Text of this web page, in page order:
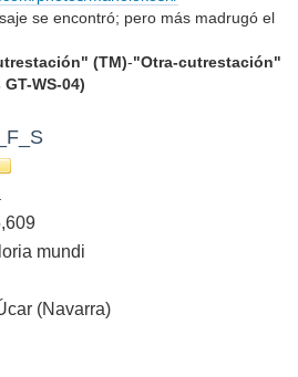
se encontró; pero más madrugó el
(TM)-"Otra-cutrestación"
WS-04)
mundi
(Navarra)